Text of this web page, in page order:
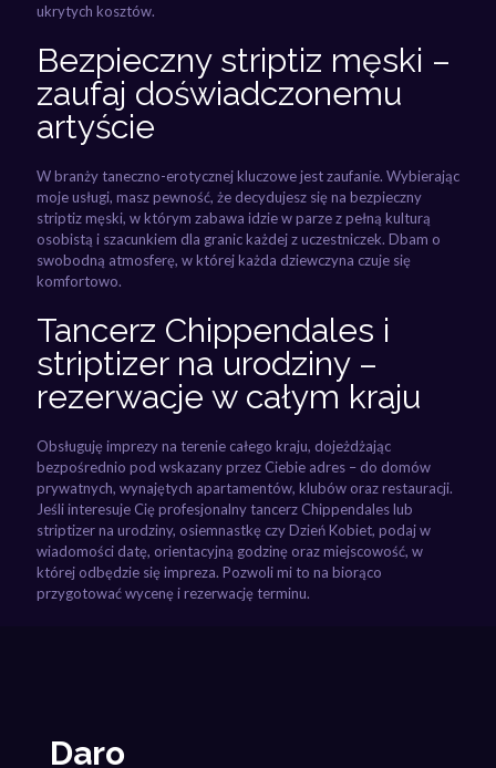
ukrytych kosztów.
Bezpieczny striptiz męski –
zaufaj doświadczonemu
artyście
W branży taneczno-erotycznej kluczowe jest zaufanie. Wybierając
moje usługi, masz pewność, że decydujesz się na bezpieczny
striptiz męski, w którym zabawa idzie w parze z pełną kulturą
osobistą i szacunkiem dla granic każdej z uczestniczek. Dbam o
swobodną atmosferę, w której każda dziewczyna czuje się
komfortowo.
Tancerz Chippendales i
striptizer na urodziny –
rezerwacje w całym kraju
Obsługuję imprezy na terenie całego kraju, dojeżdżając
bezpośrednio pod wskazany przez Ciebie adres – do domów
prywatnych, wynajętych apartamentów, klubów oraz restauracji.
Jeśli interesuje Cię profesjonalny tancerz Chippendales lub
striptizer na urodziny, osiemnastkę czy Dzień Kobiet, podaj w
wiadomości datę, orientacyjną godzinę oraz miejscowość, w
której odbędzie się impreza. Pozwoli mi to na biorąco
przygotować wycenę i rezerwację terminu.
Daro